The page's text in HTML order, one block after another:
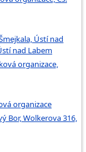
Ústí nad
nad Labem
organizace,
organizace
Bor, Wolkerova 316,